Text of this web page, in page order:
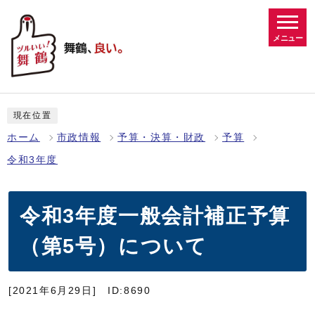
メニュー
現在位置
ホーム 市政情報 予算・決算・財政 予算
令和3年度
令和3年度一般会計補正予算
（第5号）について
[2021年6月29日] ID:8690